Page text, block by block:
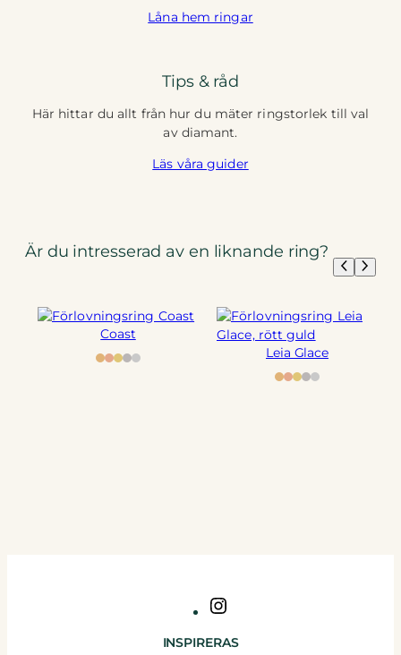
Låna hem ringar
Tips & råd
Här hittar du allt från hur du mäter ringstorlek till val
av diamant.
Läs våra guider
Är du intresserad av en liknande ring?
Coast
Leia Glace
INSPIRERAS